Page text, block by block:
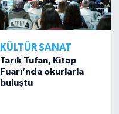
KÜLTÜR SANAT
Tarık Tufan, Kitap
Fuarı’nda okurlarla
buluştu